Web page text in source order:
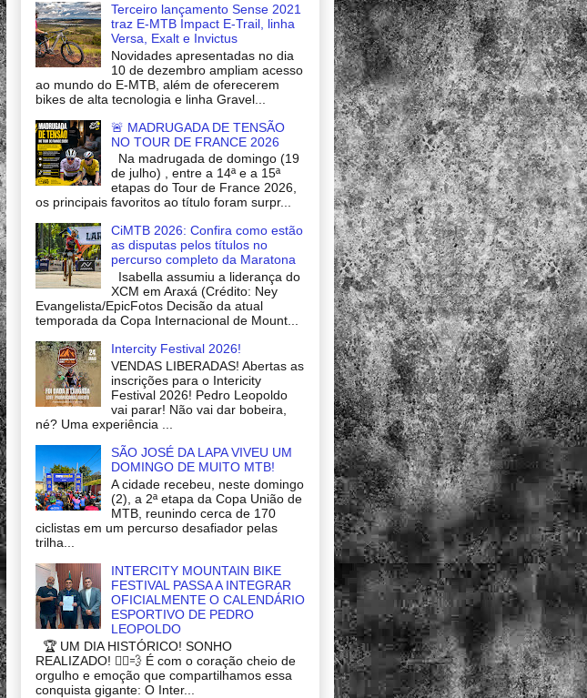
Terceiro lançamento Sense 2021
traz E-MTB Impact E-Trail, linha
Versa, Exalt e Invictus
Novidades apresentadas no dia
10 de dezembro ampliam acesso
ao mundo do E-MTB, além de oferecerem
bikes de alta tecnologia e linha Gravel...
🚨 MADRUGADA DE TENSÃO
NO TOUR DE FRANCE 2026
Na madrugada de domingo (19
de julho) , entre a 14ª e a 15ª
etapas do Tour de France 2026,
os principais favoritos ao título foram surpr...
CiMTB 2026: Confira como estão
as disputas pelos títulos no
percurso completo da Maratona
Isabella assumiu a liderança do
XCM em Araxá (Crédito: Ney
Evangelista/EpicFotos Decisão da atual
temporada da Copa Internacional de Mount...
Intercity Festival 2026!
VENDAS LIBERADAS! Abertas as
inscrições para o Intericity
Festival 2026! Pedro Leopoldo
vai parar! Não vai dar bobeira,
né? Uma experiência ...
SÃO JOSÉ DA LAPA VIVEU UM
DOMINGO DE MUITO MTB!
A cidade recebeu, neste domingo
(2), a 2ª etapa da Copa União de
MTB, reunindo cerca de 170
ciclistas em um percurso desafiador pelas
trilha...
INTERCITY MOUNTAIN BIKE
FESTIVAL PASSA A INTEGRAR
OFICIALMENTE O CALENDÁRIO
ESPORTIVO DE PEDRO
LEOPOLDO
🏆 UM DIA HISTÓRICO! SONHO
REALIZADO! 🚴‍♂️💨 É com o coração cheio de
orgulho e emoção que compartilhamos essa
conquista gigante: O Inter...